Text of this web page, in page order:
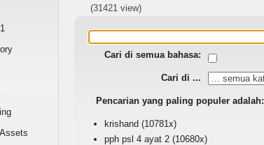
(31421 view)
Cari di semua bahasa:
Cari di ...
Pencarian yang paling populer adalah:
krishand (10781x)
pph psl 4 ayat 2 (10680x)